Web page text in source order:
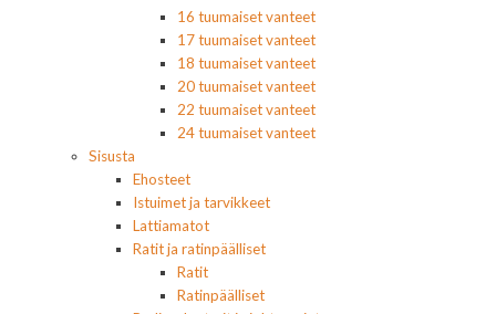
16 tuumaiset vanteet
17 tuumaiset vanteet
18 tuumaiset vanteet
20 tuumaiset vanteet
22 tuumaiset vanteet
24 tuumaiset vanteet
Sisusta
Ehosteet
Istuimet ja tarvikkeet
Lattiamatot
Ratit ja ratinpäälliset
Ratit
Ratinpäälliset